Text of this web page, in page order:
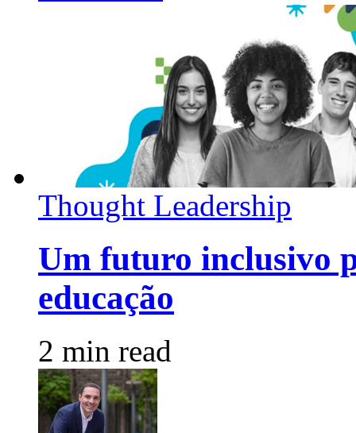
Thought Leadership
Um futuro inclusivo
educação
2 min read